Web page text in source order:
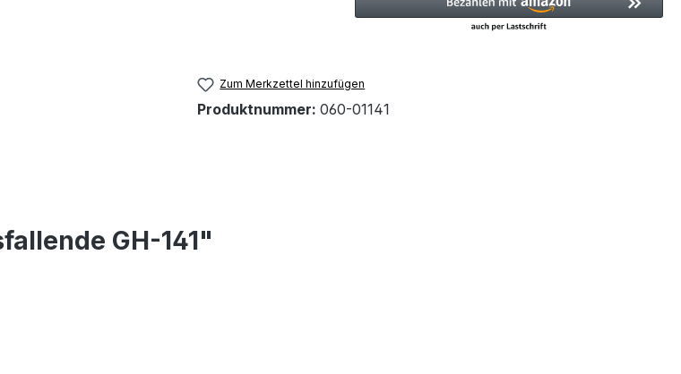
Zum Merkzettel hinzufügen
Produktnummer: 060-01141
GH-141"